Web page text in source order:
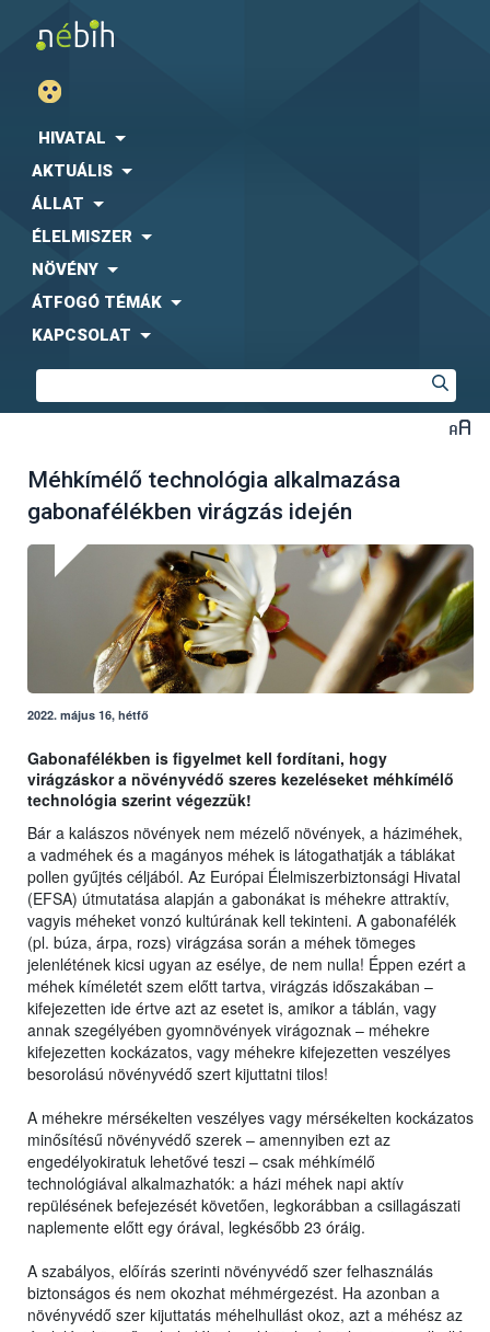
HIVATAL
AKTUÁLIS
ÁLLAT
ÉLELMISZER
NÖVÉNY
ÁTFOGÓ TÉMÁK
KAPCSOLAT
Méhkímélő technológia alkalmazása
gabonafélékben virágzás idején
2022. május 16, hétfő
Gabonafélékben is figyelmet kell fordítani, hogy
virágzáskor a növényvédő szeres kezeléseket méhkímélő
technológia szerint végezzük!
Bár a kalászos növények nem mézelő növények, a háziméhek,
a vadméhek és a magányos méhek is látogathatják a táblákat
pollen gyűjtés céljából. Az Európai Élelmiszerbiztonsági Hivatal
(EFSA) útmutatása alapján a gabonákat is méhekre attraktív,
vagyis méheket vonzó kultúrának kell tekinteni. A gabonafélék
(pl. búza, árpa, rozs) virágzása során a méhek tömeges
jelenlétének kicsi ugyan az esélye, de nem nulla! Éppen ezért a
méhek kíméletét szem előtt tartva, virágzás időszakában –
kifejezetten ide értve azt az esetet is, amikor a táblán, vagy
annak szegélyében gyomnövények virágoznak – méhekre
kifejezetten kockázatos, vagy méhekre kifejezetten veszélyes
besorolású növényvédő szert kijuttatni tilos!
A méhekre mérsékelten veszélyes vagy mérsékelten kockázatos
minősítésű növényvédő szerek – amennyiben ezt az
engedélyokiratuk lehetővé teszi – csak méhkímélő
technológiával alkalmazhatók: a házi méhek napi aktív
repülésének befejezését követően, legkorábban a csillagászati
naplemente előtt egy órával, legkésőbb 23 óráig.
A szabályos, előírás szerinti növényvédő szer felhasználás
biztonságos és nem okozhat méhmérgezést. Ha azonban a
növényvédő szer kijuttatás méhelhullást okoz, azt a méhész az